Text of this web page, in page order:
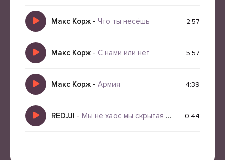
Макс Корж - Что ты несёшь 2:57
Макс Корж - С нами или нет 5:57
Макс Корж - Армия 4:39
REDJJI - Мы не хаос мы скрытая мера 0:44